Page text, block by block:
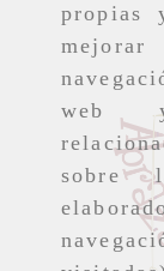
propias
web
sobre